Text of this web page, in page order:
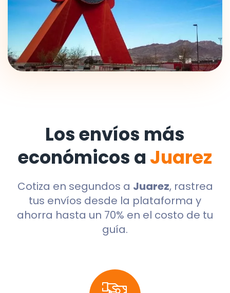
Los envíos más
económicos a Juarez
Cotiza en segundos a Juarez, rastrea
tus envíos desde la plataforma y
ahorra hasta un 70% en el costo de tu
guía.